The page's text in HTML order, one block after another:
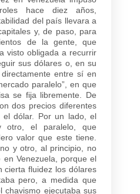
hace diez años,
del país llevara a
y, de paso, para
de la gente, que
visto obligada a recurrir
sus dólares o, en su
entre sí en
paralelo”, en que
se fija libremente. De
dos precios diferentes
el dólar. Por un lado, el
otro, el paralelo, que
valor que este tiene.
y otro, al principio, no
Venezuela, porque el
cierta fluidez los dólares
pero, a medida que
chavismo ejecutaba sus